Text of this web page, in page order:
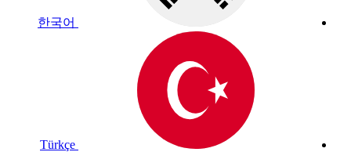
한국어
Türkçe